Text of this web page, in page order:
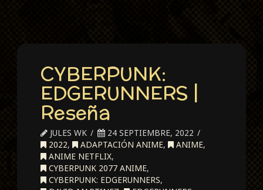
CYBERPUNK:
EDGERUNNERS |
Reseña
JULES WK
24 SEPTIEMBRE, 2022
2022, ADAPTACIÓN ANIME, ANIME,
ANIME NETFLIX,
CYBERPUNK 2077 ANIME,
CYBERPUNK: EDGERUNNERS,